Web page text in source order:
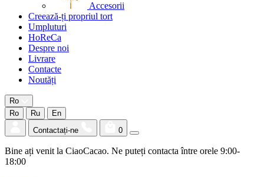
Accesorii
Creează-ți propriul tort
Umpluturi
HoReCa
Despre noi
Livrare
Contacte
Noutăți
Ro
Ro
Ru
En
Contactați-ne
0
Bine ați venit la CiaoCacao. Ne puteți contacta între orele 9:00-
18:00